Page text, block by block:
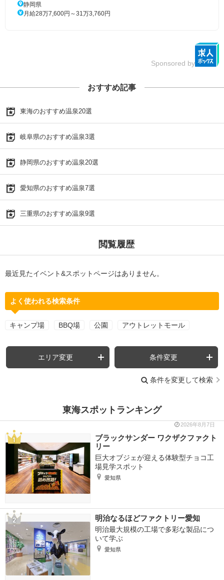
静岡県
月給28万7,600円～31万3,760円
Sponsored by
おすすめ記事
東海のおすすめ温泉20選
岐阜県のおすすめ温泉3選
静岡県のおすすめ温泉20選
愛知県のおすすめ温泉7選
三重県のおすすめ温泉9選
閲覧履歴
最近見たイベント&スポットページはありません。
よく使われる検索条件
キャンプ場 BBQ場 公園 アウトレットモール
エリア変更 条件変更
条件を変更して検索
東海スポットランキング
2026年8月7日
ブラックサンダー ワクザクファクト
リー
巨大オブジェが迎える体験型チョコ工
場見学スポット
愛知県
明治なるほどファクトリー愛知
明治最大規模の工場で多彩な製品につ
いて学ぶ
愛知県